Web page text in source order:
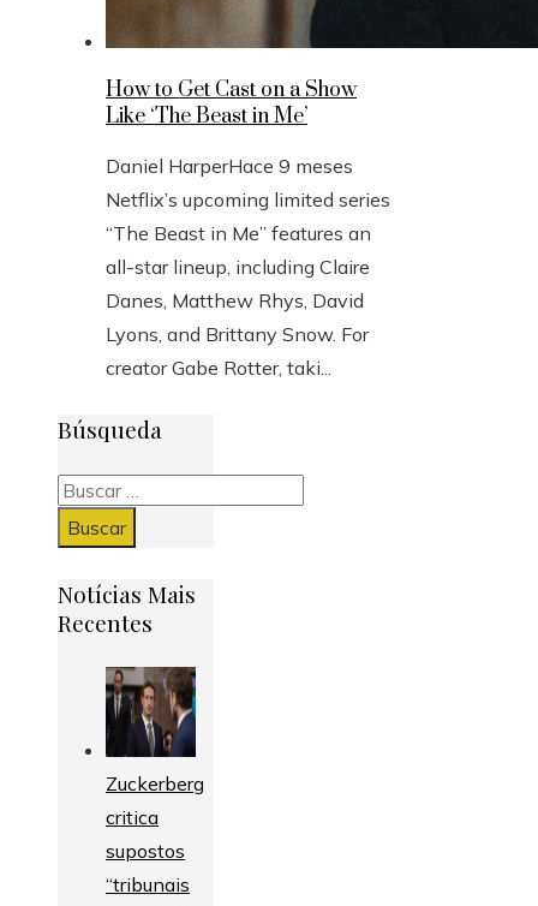
How to Get Cast on a Show
Like ‘The Beast in Me’
Daniel HarperHace 9 meses
Netflix’s upcoming limited series
“The Beast in Me” features an
all-star lineup, including Claire
Danes, Matthew Rhys, David
Lyons, and Brittany Snow. For
creator Gabe Rotter, taki...
Búsqueda
Buscar:
Notícias Mais
Recentes
Zuckerberg
critica
supostos
“tribunais